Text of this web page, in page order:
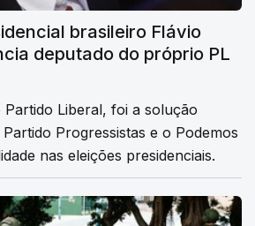
brasileiro Flávio
deputado do próprio PL
Liberal, foi a solução
Progressistas e o Podemos
nas eleições presidenciais.